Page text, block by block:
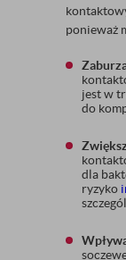
ponieważ
jest w
do
dla
ryzyko